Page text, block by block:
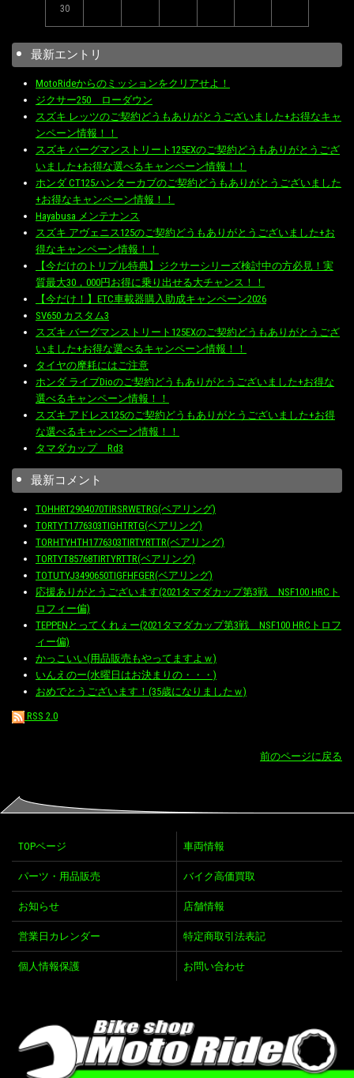
30
最新エントリ
MotoRideからのミッションをクリアせよ！
ジクサー250 ローダウン
スズキ レッツのご契約どうもありがとうございました+お得なキャ
ンペーン情報！！
スズキ バーグマンストリート125EXのご契約どうもありがとうござ
いました+お得な選べるキャンペーン情報！！
ホンダ CT125ハンターカブのご契約どうもありがとうございました
+お得なキャンペーン情報！！
Hayabusa メンテナンス
スズキ アヴェニス125のご契約どうもありがとうございました+お
得なキャンペーン情報！！
【今だけのトリプル特典】ジクサーシリーズ検討中の方必見！実
質最大30，000円お得に乗り出せる大チャンス！！
【今だけ！】ETC車載器購入助成キャンペーン2026
SV650 カスタム3
スズキ バーグマンストリート125EXのご契約どうもありがとうござ
いました+お得な選べるキャンペーン情報！！
タイヤの摩耗にはご注意
ホンダ ライブDioのご契約どうもありがとうございました+お得な
選べるキャンペーン情報！！
スズキ アドレス125のご契約どうもありがとうございました+お得
な選べるキャンペーン情報！！
タマダカップ Rd3
最新コメント
TOHHRT2904070TIRSRWETRG(ベアリング)
TORTYT1776303TIGHTRTG(ベアリング)
TORHTYHTH1776303TIRTYRTTR(ベアリング)
TORTYT85768TIRTYRTTR(ベアリング)
TOTUTYJ3490650TIGFHFGER(ベアリング)
応援ありがとうございます(2021タマダカップ第3戦 NSF100 HRCト
ロフィー偏)
TEPPENとってくれぇー(2021タマダカップ第3戦 NSF100 HRCトロフ
ィー偏)
かっこいい(用品販売もやってますよｗ)
いんえのー(水曜日はお決まりの・・・)
おめでとうございます！(35歳になりましたｗ)
RSS 2.0
前のページに戻る
TOPページ 車両情報
パーツ・用品販売 バイク高価買取
お知らせ 店舗情報
営業日カレンダー 特定商取引法表記
個人情報保護 お問い合わせ